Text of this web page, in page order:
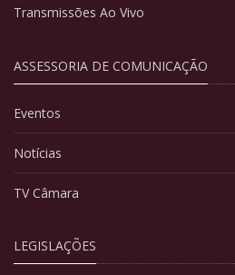
Transmissões Ao Vivo
ASSESSORIA DE COMUNICAÇÃO
Eventos
Notícias
TV Câmara
LEGISLAÇÕES